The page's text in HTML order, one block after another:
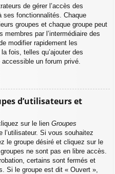
de gérer l’accès des
ses fonctionnalités. Chaque
groupes et chaque groupe peut
par l’intermédiaire des
modifier rapidement les
fois, telles qu’ajouter des
un forum privé.
d’utilisateurs et
sur le lien Groupes
l’utilisateur. Si vous souhaitez
le groupe désiré et cliquez sur le
ne sont pas en libre accès.
certains sont fermés et
Si le groupe est dit « Ouvert »,